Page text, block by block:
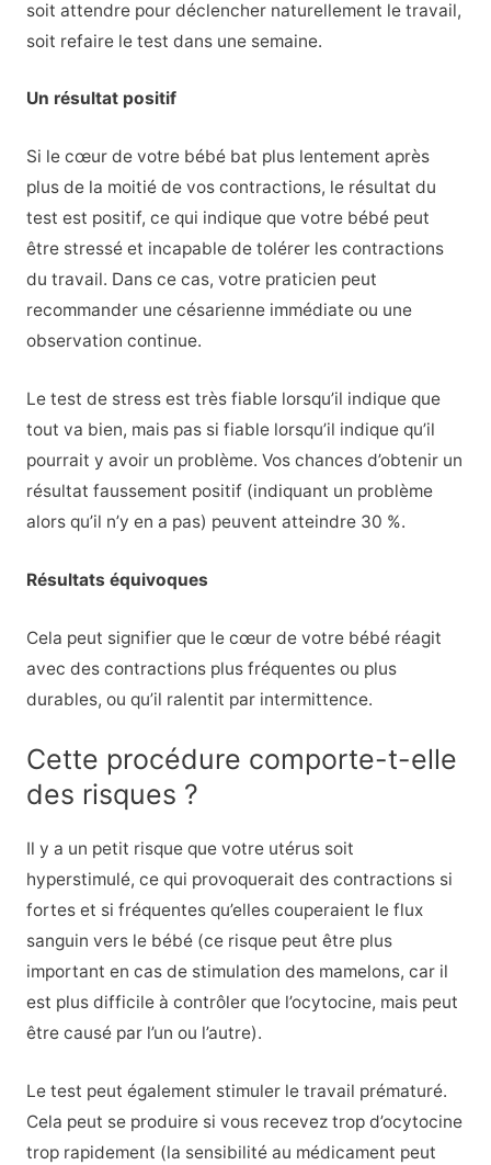
soit attendre pour déclencher naturellement le travail,
soit refaire le test dans une semaine.
Un résultat positif
Si le cœur de votre bébé bat plus lentement après
plus de la moitié de vos contractions, le résultat du
test est positif, ce qui indique que votre bébé peut
être stressé et incapable de tolérer les contractions
du travail. Dans ce cas, votre praticien peut
recommander une césarienne immédiate ou une
observation continue.
Le test de stress est très fiable lorsqu’il indique que
tout va bien, mais pas si fiable lorsqu’il indique qu’il
pourrait y avoir un problème. Vos chances d’obtenir un
résultat faussement positif (indiquant un problème
alors qu’il n’y en a pas) peuvent atteindre 30 %.
Résultats équivoques
Cela peut signifier que le cœur de votre bébé réagit
avec des contractions plus fréquentes ou plus
durables, ou qu’il ralentit par intermittence.
Cette procédure comporte-t-elle
des risques ?
Il y a un petit risque que votre utérus soit
hyperstimulé, ce qui provoquerait des contractions si
fortes et si fréquentes qu’elles couperaient le flux
sanguin vers le bébé (ce risque peut être plus
important en cas de stimulation des mamelons, car il
est plus difficile à contrôler que l’ocytocine, mais peut
être causé par l’un ou l’autre).
Le test peut également stimuler le travail prématuré.
Cela peut se produire si vous recevez trop d’ocytocine
trop rapidement (la sensibilité au médicament peut